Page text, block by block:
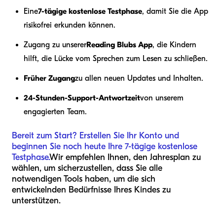
Eine7-tägige kostenlose Testphase, damit Sie die App
risikofrei erkunden können.
Zugang zu unsererReading Blubs App, die Kindern
hilft, die Lücke vom Sprechen zum Lesen zu schließen.
Früher Zugangzu allen neuen Updates und Inhalten.
24-Stunden-Support-Antwortzeitvon unserem
engagierten Team.
Bereit zum Start? Erstellen Sie Ihr Konto und
beginnen Sie noch heute Ihre 7-tägige kostenlose
Testphase.Wir empfehlen Ihnen, den Jahresplan zu
wählen, um sicherzustellen, dass Sie alle
notwendigen Tools haben, um die sich
entwickelnden Bedürfnisse Ihres Kindes zu
unterstützen.